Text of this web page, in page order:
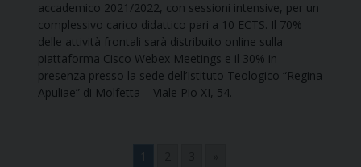
accademico 2021/2022, con sessioni intensive, per un
complessivo carico didattico pari a 10 ECTS. Il 70%
delle attività frontali sarà distribuito online sulla
piattaforma Cisco Webex Meetings e il 30% in
presenza presso la sede dell’Istituto Teologico “Regina
Apuliae” di Molfetta – Viale Pio XI, 54.
1